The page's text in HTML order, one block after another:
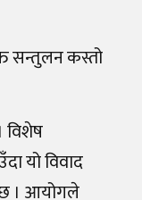
सन्तुलन कस्तो
विशेष
यो विवाद
। आयोगले